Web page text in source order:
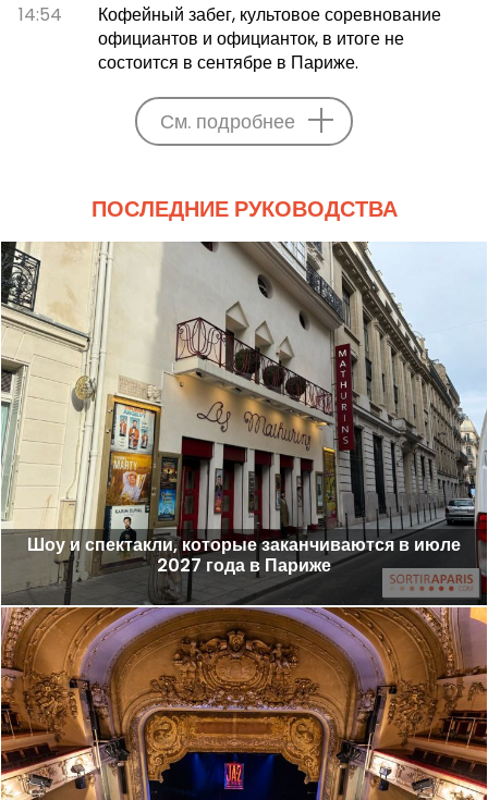
14:54
Кофейный забег, культовое соревнование
официантов и официанток, в итоге не
состоится в сентябре в Париже.
См. подробнее
ПОСЛЕДНИЕ РУКОВОДСТВА
Шоу и спектакли, которые заканчиваются в июле
2027 года в Париже